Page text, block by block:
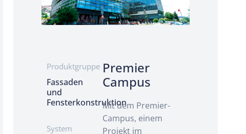
Produktgruppe
Fassaden
und
Fensterkonstruktion
System
Premier
Campus
Mit dem Premier-
Campus, einem
Projekt im